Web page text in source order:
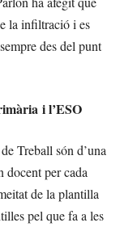
la infiltració i es
des del punt
i l’ESO
Treball són d’una
docent per cada
de la plantilla
pel que fa a les